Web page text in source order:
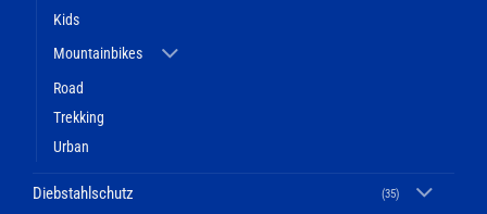
Kids
Mountainbikes
Road
Trekking
Urban
Diebstahlschutz (35)